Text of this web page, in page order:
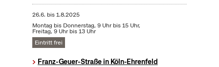
26.6. bis1.8.2025
Montag bis Donnerstag, 9 Uhr bis 15 Uhr,
Freitag, 9 Uhr bis 13 Uhr
Eintritt frei
Franz-Geuer-Straße in Köln-Ehrenfeld